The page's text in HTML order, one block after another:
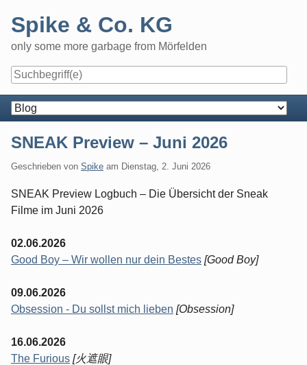
content
Spike & Co. KG
only some more garbage from Mörfelden
Navigation
SNEAK Preview – Juni 2026
Geschrieben von Spike am Dienstag, 2. Juni 2026
SNEAK Preview Logbuch – Die Übersicht der Sneak
Filme im Juni 2026
02.06.2026
Good Boy – Wir wollen nur dein Bestes [Good Boy]
09.06.2026
Obsession - Du sollst mich lieben [Obsession]
16.06.2026
The Furious [火遮眼]